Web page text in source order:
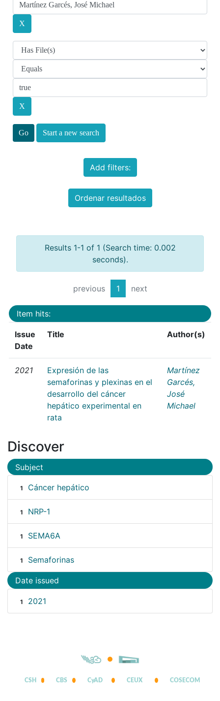
Start a new search
Add filters:
Ordenar resultados
Results 1-1 of 1 (Search time: 0.002
seconds).
previous 1 next
Item hits:
Issue
Date
Title Author(s)
2021
Expresión de las
semaforinas y plexinas en el
desarrollo del cáncer
hepático experimental en
rata
Martínez
Garcés,
José
Michael
Discover
Subject
1 Cáncer hepático
1 NRP-1
1 SEMA6A
1 Semaforinas
Date issued
1 2021
CSH CBS CyAD CEUX COSECOM